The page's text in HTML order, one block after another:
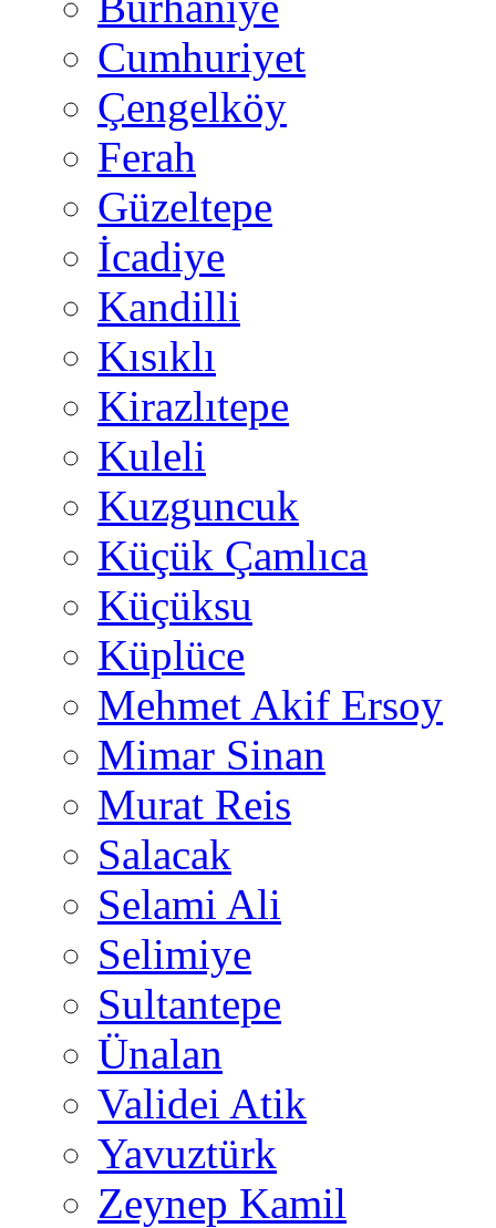
Cumhuriyet
Çengelköy
Ferah
Güzeltepe
İcadiye
Kandilli
Kısıklı
Kirazlıtepe
Kuleli
Kuzguncuk
Küçük Çamlıca
Küçüksu
Küplüce
Mehmet Akif Ersoy
Mimar Sinan
Murat Reis
Salacak
Selami Ali
Selimiye
Sultantepe
Ünalan
Validei Atik
Yavuztürk
Zeynep Kamil